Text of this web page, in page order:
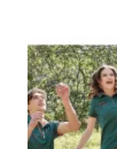
多
種
款
式。
可
在
產